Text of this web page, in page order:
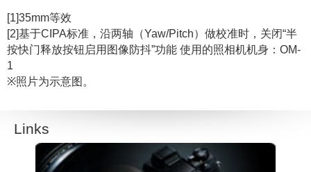
[1]35mm等效
[2]基于CIPA标准，沿两轴（Yaw/Pitch）做校准时，关闭“半
按快门释放按钮启用图像防抖”功能 使用的照相机机身：OM-
1
※照片为示意图。
Links